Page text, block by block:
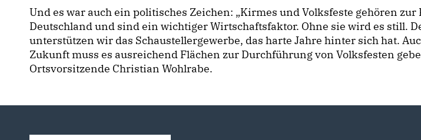
Und es war auch ein politisches Zeichen: „Kirmes und Volksfeste gehören
Deutschland und sind ein wichtiger Wirtschaftsfaktor. Ohne sie wird es still.
unterstützen wir das Schaustellergewerbe, das harte Jahre hinter sich hat.
Zukunft muss es ausreichend Flächen zur Durchführung von Volksfesten
Ortsvorsitzende Christian Wohlrabe.